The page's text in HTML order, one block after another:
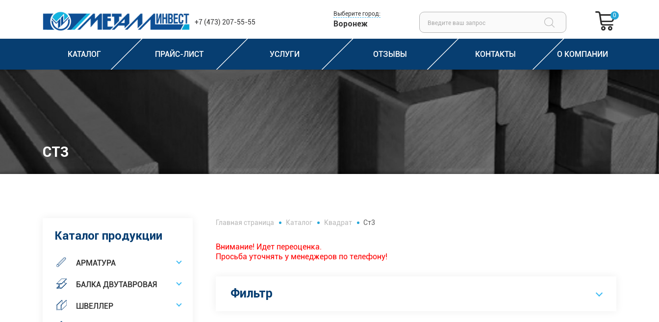
+7 (473) 207-55-55
Выберите город:
Воронеж
0
КАТАЛОГ ПРАЙС-ЛИСТ УСЛУГИ ОТЗЫВЫ КОНТАКТЫ О КОМПАНИИ
СТ3
Каталог продукции
АРМАТУРА
БАЛКА ДВУТАВРОВАЯ
ШВЕЛЛЕР
Главная страница Каталог Квадрат Ст3
Внимание! Идет переоценка.
Просьба уточнять у менеджеров по телефону!
Фильтр